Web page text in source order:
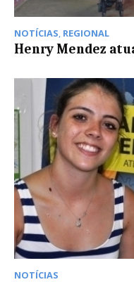
NOTÍCIAS, REGIONAL
Henry Mendez
NOTÍCIAS